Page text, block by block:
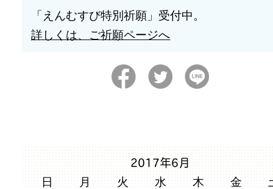
「えんむすび特別祈願」受付中。
詳しくは、ご祈願ページへ
2017年6月
日 月 火 水 木 金